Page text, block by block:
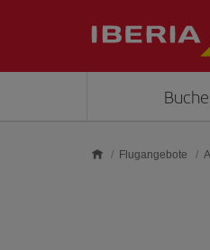
Flugangebote